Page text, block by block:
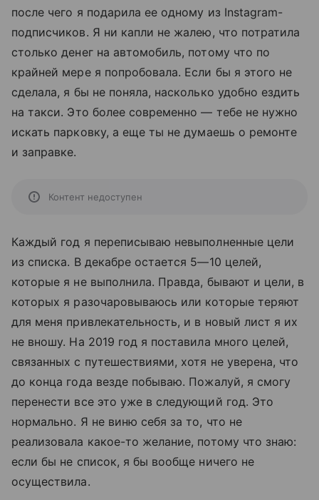
после чего я подарила ее одному из Instagram-
подписчиков. Я ни капли не жалею, что потратила
столько денег на автомобиль, потому что по
крайней мере я попробовала. Если бы я этого не
сделала, я бы не поняла, насколько удобно ездить
на такси. Это более современно — тебе не нужно
искать парковку, а еще ты не думаешь о ремонте
и заправке.
Контент недоступен
Каждый год я переписываю невыполненные цели
из списка. В декабре остается 5—10 целей,
которые я не выполнила. Правда, бывают и цели, в
которых я разочаровываюсь или которые теряют
для меня привлекательность, и в новый лист я их
не вношу. На 2019 год я поставила много целей,
связанных с путешествиями, хотя не уверена, что
до конца года везде побываю. Пожалуй, я смогу
перенести все это уже в следующий год. Это
нормально. Я не виню себя за то, что не
реализовала какое-то желание, потому что знаю:
если бы не список, я бы вообще ничего не
осуществила.